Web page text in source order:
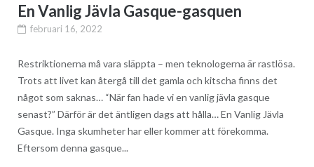
En Vanlig Jävla Gasque-gasquen
februari 16, 2022
Restriktionerna må vara släppta – men teknologerna är rastlösa.
Trots att livet kan återgå till det gamla och kitscha finns det
något som saknas… “När fan hade vi en vanlig jävla gasque
senast?” Därför är det äntligen dags att hålla… En Vanlig Jävla
Gasque. Inga skumheter har eller kommer att förekomma.
Eftersom denna gasque...